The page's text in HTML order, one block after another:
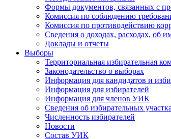
Формы документов, связанных с
Комиссия по соблюдению
Комиссия по противодействию
Сведения о доходах, расходах, об
Доклады и отчеты
Выборы
Территориальная избирательная
Законодательство о выборах
Информация для кандидатов и
Информация для избирателей
Информация для членов УИК
Сведения об избирательных
Численность избирателей
Новости
Состав УИК